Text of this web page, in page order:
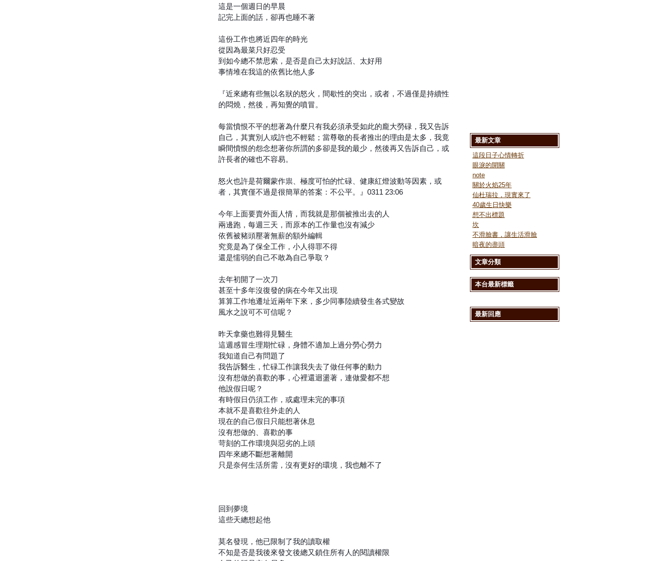
這是一個週日的早晨
記完上面的話，卻再也睡不著
這份工作也將近四年的時光
從因為最菜只好忍受
到如今總不禁思索，是否是自己太好說話、太好用
事情堆在我這的依舊比他人多
『近來總有些無以名狀的怒火，間歇性的突出，或者，不過僅是持續性
的悶燒，然後，再知覺的噴冒。
每當憤恨不平的想著為什麼只有我必須承受如此的龐大勞碌，我又告訴
自己，其實別人或許也不輕鬆；當尊敬的長者推出的理由是太多，我竟
瞬間憤恨的怨念想著你所謂的多卻是我的最少，然後再又告訴自己，或
許長者的確也不容易。
怒火也許是荷爾蒙作祟、極度可怕的忙碌、健康紅燈波動等因素，或
者，其實僅不過是很簡單的答案：不公平。』0311 23:06
今年上面要賣外面人情，而我就是那個被推出去的人
兩邊跑，每週三天，而原本的工作量也沒有減少
依舊被豬頭壓著無薪的額外編輯
究竟是為了保全工作，小人得罪不得
還是懦弱的自己不敢為自己爭取？
去年初開了一次刀
甚至十多年沒復發的病在今年又出現
算算工作地遷址近兩年下來，多少同事陸續發生各式變故
風水之說可不可信呢？
昨天拿藥也難得見醫生
這週感冒生理期忙碌，身體不適加上過分勞心勞力
我知道自己有問題了
我告訴醫生，忙碌工作讓我失去了做任何事的動力
沒有想做的喜歡的事，心裡還迴盪著，連做愛都不想
他說假日呢？
有時假日仍須工作，或處理未完的事項
本就不是喜歡往外走的人
現在的自己假日只能想著休息
沒有想做的、喜歡的事
苛刻的工作環境與惡劣的上頭
四年來總不斷想著離開
只是奈何生活所需，沒有更好的環境，我也離不了
回到夢境
這些天總想起他
莫名發現，他已限制了我的讀取權
不知是否是我後來發文後總又鎖住所有人的閱讀權限
最新文章
這段日子心情轉折
眼淚的開關
note
關於火焰25年
仙杜瑞拉，現實來了
40歲生日快樂
想不出標題
坎
不滑臉書，讓生活滑臉
暗夜的盡頭
文章分類
本台最新標籤
最新回應